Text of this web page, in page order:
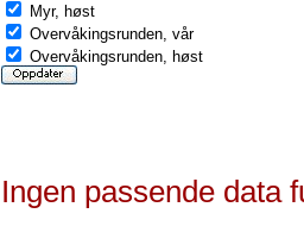
Myr, høst
Overvåkingsrunden, vår
Overvåkingsrunden, høst
Ingen passende data